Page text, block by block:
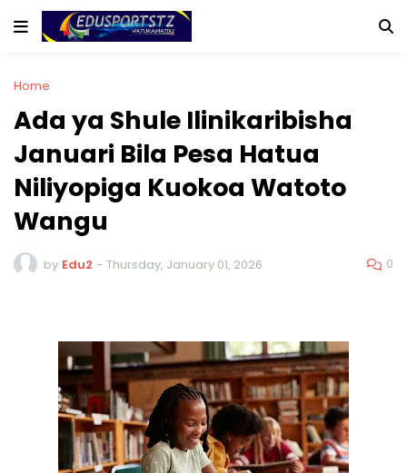
Home
Ada ya Shule Ilinikaribisha
Januari Bila Pesa Hatua
Niliyopiga Kuokoa Watoto
Wangu
by Edu2 - Thursday, January 01, 2026 0